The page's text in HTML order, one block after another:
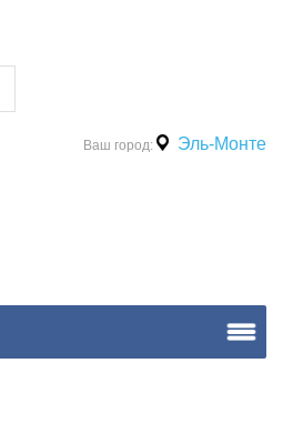
Ваш город: Эль-Монте